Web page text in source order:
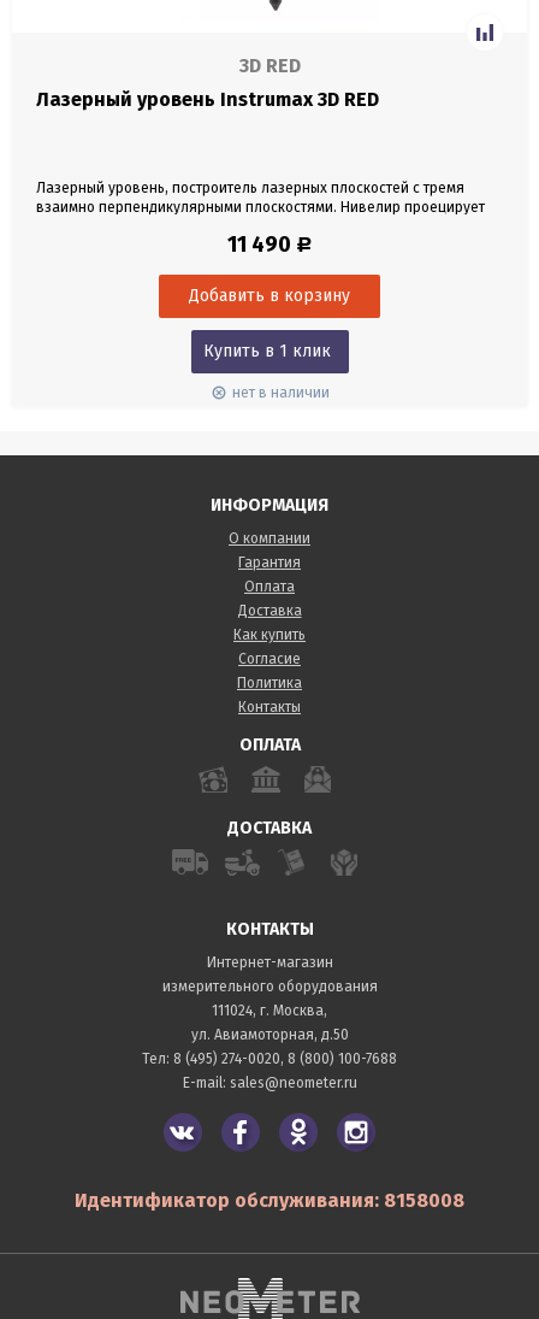
3D RED
Лазерный уровень Instrumax 3D RED
Лазерный уровень, построитель лазерных плоскостей с тремя
взаимно перпендикулярными плоскостями. Нивелир проецирует
линии имеют развертку 360°. Позволяет выполнить абсолютно
очки, мишень, поворотная платформа, сетевой...
11 490 Р
Купить в 1 клик
нет в наличии
ИНФОРМАЦИЯ
О компании
Гарантия
Оплата
Доставка
Как купить
Согласие
Политика
Контакты
ОПЛАТА
ДОСТАВКА
КОНТАКТЫ
Интернет-магазин
измерительного оборудования
111024, г. Москва,
ул. Авиамоторная, д.50
Тел: 8 (495) 274-0020, 8 (800) 100-7688
E-mail: sales@neometer.ru
Идентификатор обслуживания: 8158008